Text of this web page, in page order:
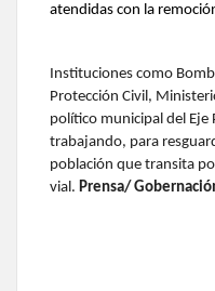
atendidas con la
Instituciones como
Protección Civil,
político municipal del Eje
trabajando, para
población que transita
vial. Prensa/